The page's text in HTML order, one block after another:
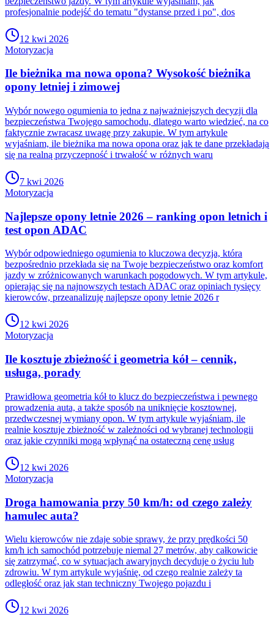
profesjonalnie podejść do tematu "dystanse przed i po", dos
12 kwi 2026
Motoryzacja
Ile bieżnika ma nowa opona? Wysokość bieżnika
opony letniej i zimowej
Wybór nowego ogumienia to jedna z najważniejszych decyzji dla
bezpieczeństwa Twojego samochodu, dlatego warto wiedzieć, na co
faktycznie zwracasz uwagę przy zakupie. W tym artykule
wyjaśniam, ile bieżnika ma nowa opona oraz jak te dane przekładają
się na realną przyczepność i trwałość w różnych waru
7 kwi 2026
Motoryzacja
Najlepsze opony letnie 2026 – ranking opon letnich i
test opon ADAC
Wybór odpowiedniego ogumienia to kluczowa decyzja, która
bezpośrednio przekłada się na Twoje bezpieczeństwo oraz komfort
jazdy w zróżnicowanych warunkach pogodowych. W tym artykule,
opierając się na najnowszych testach ADAC oraz opiniach tysięcy
kierowców, przeanalizuję najlepsze opony letnie 2026 r
12 kwi 2026
Motoryzacja
Ile kosztuje zbieżność i geometria kół – cennik,
usługa, porady
Prawidłowa geometria kół to klucz do bezpieczeństwa i pewnego
prowadzenia auta, a także sposób na uniknięcie kosztownej,
przedwczesnej wymiany opon. W tym artykule wyjaśniam, ile
realnie kosztuje zbieżność w zależności od wybranej technologii
oraz jakie czynniki mogą wpłynąć na ostateczną cenę usług
12 kwi 2026
Motoryzacja
Droga hamowania przy 50 km/h: od czego zależy
hamulec auta?
Wielu kierowców nie zdaje sobie sprawy, że przy prędkości 50
km/h ich samochód potrzebuje niemal 27 metrów, aby całkowicie
się zatrzymać, co w sytuacjach awaryjnych decyduje o życiu lub
zdrowiu. W tym artykule wyjaśnię, od czego realnie zależy ta
odległość oraz jak stan techniczny Twojego pojazdu i
12 kwi 2026